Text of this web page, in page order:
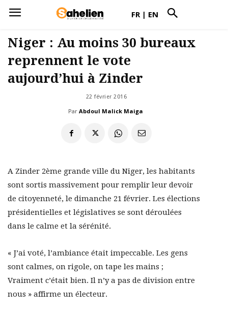
FR | EN
Niger : Au moins 30 bureaux
reprennent le vote
aujourd’hui à Zinder
22 février 2016
Par Abdoul Malick Maiga
A Zinder 2ème grande ville du Niger, les habitants
sont sortis massivement pour remplir leur devoir
de citoyenneté, le dimanche 21 février. Les élections
présidentielles et législatives se sont déroulées
dans le calme et la sérénité.
« J’ai voté, l’ambiance était impeccable. Les gens
sont calmes, on rigole, on tape les mains ;
Vraiment c’était bien. Il n’y a pas de division entre
nous » affirme un électeur.